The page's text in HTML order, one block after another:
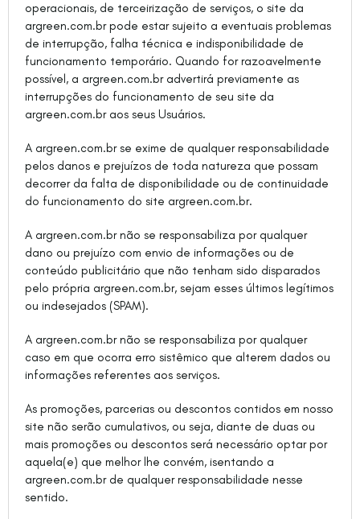
operacionais, de terceirização de serviços, o site da
argreen.com.br pode estar sujeito a eventuais problemas
de interrupção, falha técnica e indisponibilidade de
funcionamento temporário. Quando for razoavelmente
possível, a argreen.com.br advertirá previamente as
interrupções do funcionamento de seu site da
argreen.com.br aos seus Usuários.
A argreen.com.br se exime de qualquer responsabilidade
pelos danos e prejuízos de toda natureza que possam
decorrer da falta de disponibilidade ou de continuidade
do funcionamento do site argreen.com.br.
A argreen.com.br não se responsabiliza por qualquer
dano ou prejuízo com envio de informações ou de
conteúdo publicitário que não tenham sido disparados
pelo própria argreen.com.br, sejam esses últimos legítimos
ou indesejados (SPAM).
A argreen.com.br não se responsabiliza por qualquer
caso em que ocorra erro sistêmico que alterem dados ou
informações referentes aos serviços.
As promoções, parcerias ou descontos contidos em nosso
site não serão cumulativos, ou seja, diante de duas ou
mais promoções ou descontos será necessário optar por
aquela(e) que melhor lhe convém, isentando a
argreen.com.br de qualquer responsabilidade nesse
sentido.